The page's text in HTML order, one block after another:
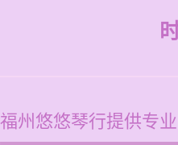
福州悠悠琴行提供专